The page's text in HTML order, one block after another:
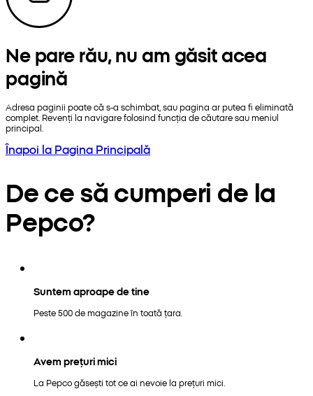
Ne pare rău, nu am găsit acea
pagină
Adresa paginii poate că s-a schimbat, sau pagina ar putea fi eliminată
complet. Revenți la navigare folosind funcția de căutare sau meniul
principal.
Înapoi la Pagina Principală
De ce să cumperi de la
Pepco?
Suntem aproape de tine
Peste 500 de magazine în toată țara.
Avem prețuri mici
La Pepco găsești tot ce ai nevoie la prețuri mici.